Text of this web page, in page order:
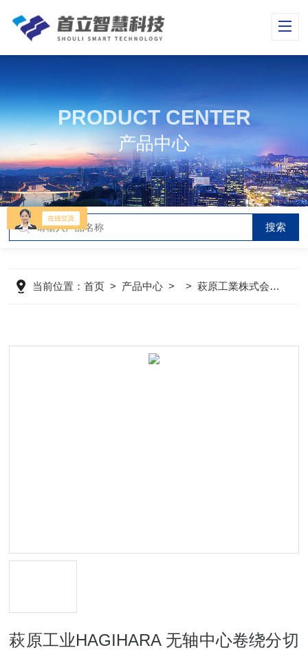
PRODUCT CENTER
产品中心
当前位置：首页 > 产品中心 > >萩原工業株式会社HAGIHARA
萩原工业HAGIHARA 无轴中心卷绕分切